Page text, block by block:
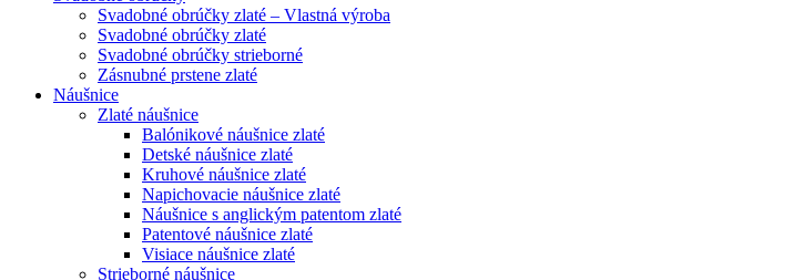
Svadobné obrúčky zlaté – Vlastná výroba
Svadobné obrúčky zlaté
Svadobné obrúčky strieborné
Zásnubné prstene zlaté
Náušnice
Zlaté náušnice
Balónikové náušnice zlaté
Detské náušnice zlaté
Kruhové náušnice zlaté
Napichovacie náušnice zlaté
Náušnice s anglickým patentom zlaté
Patentové náušnice zlaté
Visiace náušnice zlaté
Strieborné náušnice